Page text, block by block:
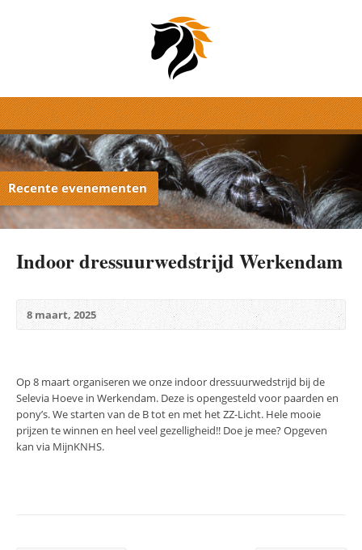
Recente evenementen
Indoor dressuurwedstrijd Werkendam
8 maart, 2025
Op 8 maart organiseren we onze indoor dressuurwedstrijd bij de
Selevia Hoeve in Werkendam. Deze is opengesteld voor paarden en
pony’s. We starten van de B tot en met het ZZ-Licht. Hele mooie
prijzen te winnen en heel veel gezelligheid!! Doe je mee? Opgeven
kan via MijnKNHS.